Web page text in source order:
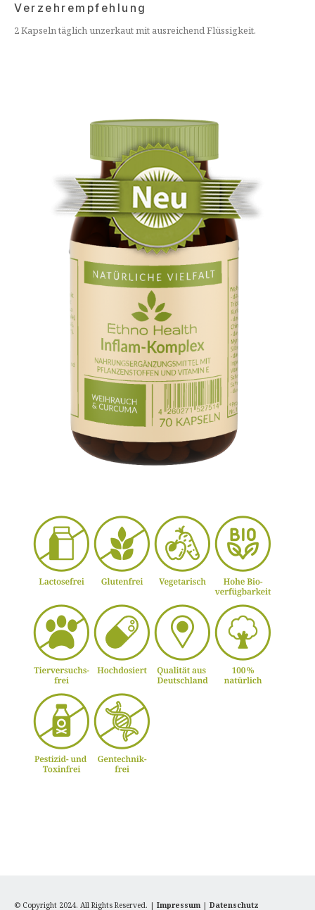
Verzehrempfehlung
2 Kapseln täglich unzerkaut mit ausreichend Flüssigkeit.
© Copyright 2024. All Rights Reserved. | Impressum | Datenschutz